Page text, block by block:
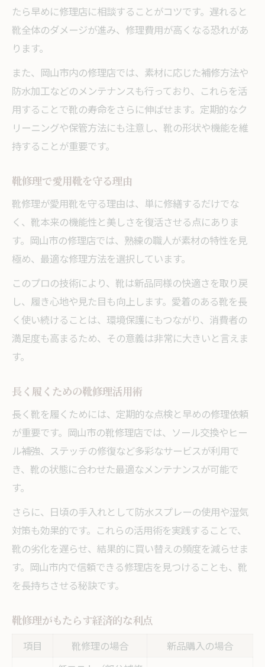
たら早めに修理店に相談することがコツです。遅れると
靴全体のダメージが進み、修理費用が高くなる恐れがあ
ります。
また、岡山市内の修理店では、素材に応じた補修方法や
防水加工などのメンテナンスも行っており、これらを活
用することで靴の寿命をさらに伸ばせます。定期的なク
リーニングや保管方法にも注意し、靴の形状や機能を維
持することが重要です。
靴修理で愛用靴を守る理由
靴修理が愛用靴を守る理由は、単に修繕するだけでな
く、靴本来の機能性と美しさを復活させる点にありま
す。岡山市の修理店では、熟練の職人が素材の特性を見
極め、最適な修理方法を選択しています。
このプロの技術により、靴は新品同様の快適さを取り戻
し、履き心地や見た目も向上します。愛着のある靴を長
く使い続けることは、環境保護にもつながり、消費者の
満足度も高まるため、その意義は非常に大きいと言えま
す。
長く履くための靴修理活用術
長く靴を履くためには、定期的な点検と早めの修理依頼
が重要です。岡山市の靴修理店では、ソール交換やヒー
ル補強、ステッチの修復など多彩なサービスが利用で
き、靴の状態に合わせた最適なメンテナンスが可能で
す。
さらに、日頃の手入れとして防水スプレーの使用や湿気
対策も効果的です。これらの活用術を実践することで、
靴の劣化を遅らせ、結果的に買い替えの頻度を減らせま
す。岡山市内で信頼できる修理店を見つけることも、靴
を長持ちさせる秘訣です。
靴修理がもたらす経済的な利点
項目 靴修理の場合
新品購入の場合